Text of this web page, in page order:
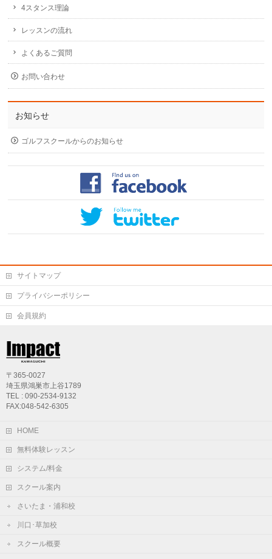
4スタンス理論
レッスンの流れ
よくあるご質問
お問い合わせ
お知らせ
ゴルフスクールからのお知らせ
サイトマップ
プライバシーポリシー
会員規約
〒365-0027
埼玉県鴻巣市上谷1789
TEL : 090-2534-9132
FAX:048-542-6305
HOME
無料体験レッスン
システム/料金
スクール案内
さいたま・浦和校
川口･草加校
スクール概要